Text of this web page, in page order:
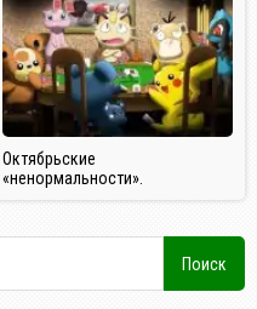
Октябрьские
«ненормальности».